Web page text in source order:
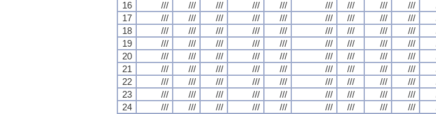
16
/// /// /// /// /// /// /// /// ///
17
/// /// /// /// /// /// /// /// ///
18
/// /// /// /// /// /// /// /// ///
19
/// /// /// /// /// /// /// /// ///
20
/// /// /// /// /// /// /// /// ///
21
/// /// /// /// /// /// /// /// ///
22
/// /// /// /// /// /// /// /// ///
23
/// /// /// /// /// /// /// /// ///
24
/// /// /// /// /// /// /// /// ///